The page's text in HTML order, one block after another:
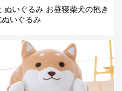
ぬいぐるみ お昼寝柴犬の抱き
ぬいぐるみ